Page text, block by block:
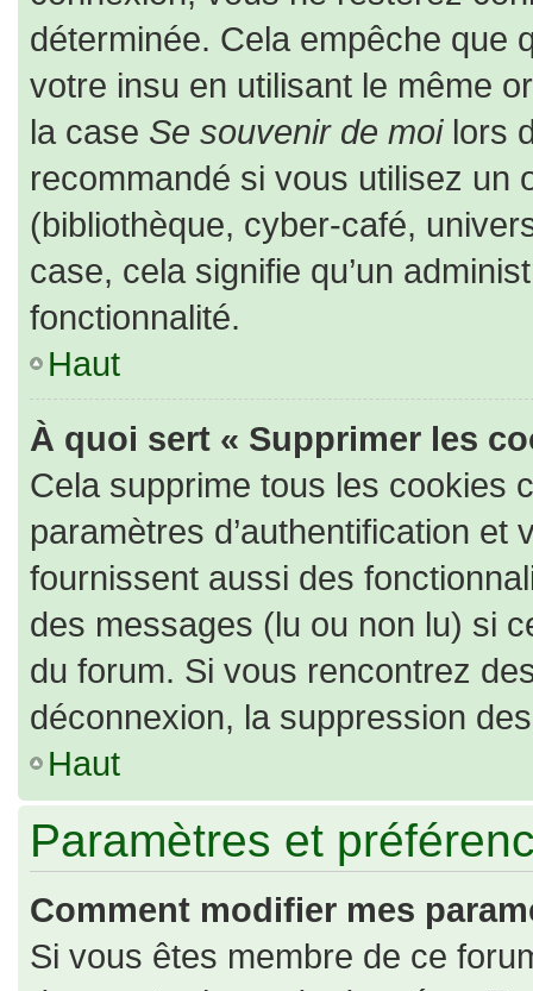
déterminée. Cela empêche que
votre insu en utilisant le même
la case Se souvenir de moilors
recommandé si vous utilisez un
(bibliothèque, cyber-café,
case, cela signifie qu’un
fonctionnalité.
Haut
À quoi sert « Supprimer les
Cela supprime tous les cookies
paramètres d’authentification
fournissent aussi des
des messages (lu ou non lu) si
du forum. Si vous rencontrez
déconnexion, la suppression
Haut
Paramètres et
Comment modifier mes
Si vous êtes membre de ce